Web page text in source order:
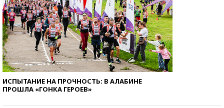
ИСПЫТАНИЕ НА ПРОЧНОСТЬ: В АЛАБИНЕ
ПРОШЛА «ГОНКА ГЕРОЕВ»